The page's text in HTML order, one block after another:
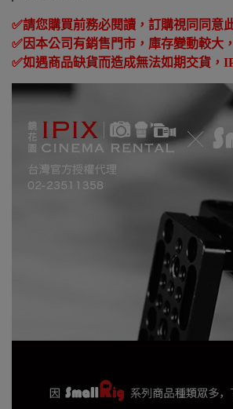
✅請您購買前務必閱讀，訂購視同同意
✅因本公司有銷售門市，庫存變動較大
✅如遇商品缺貨而造成無法如期交貨，